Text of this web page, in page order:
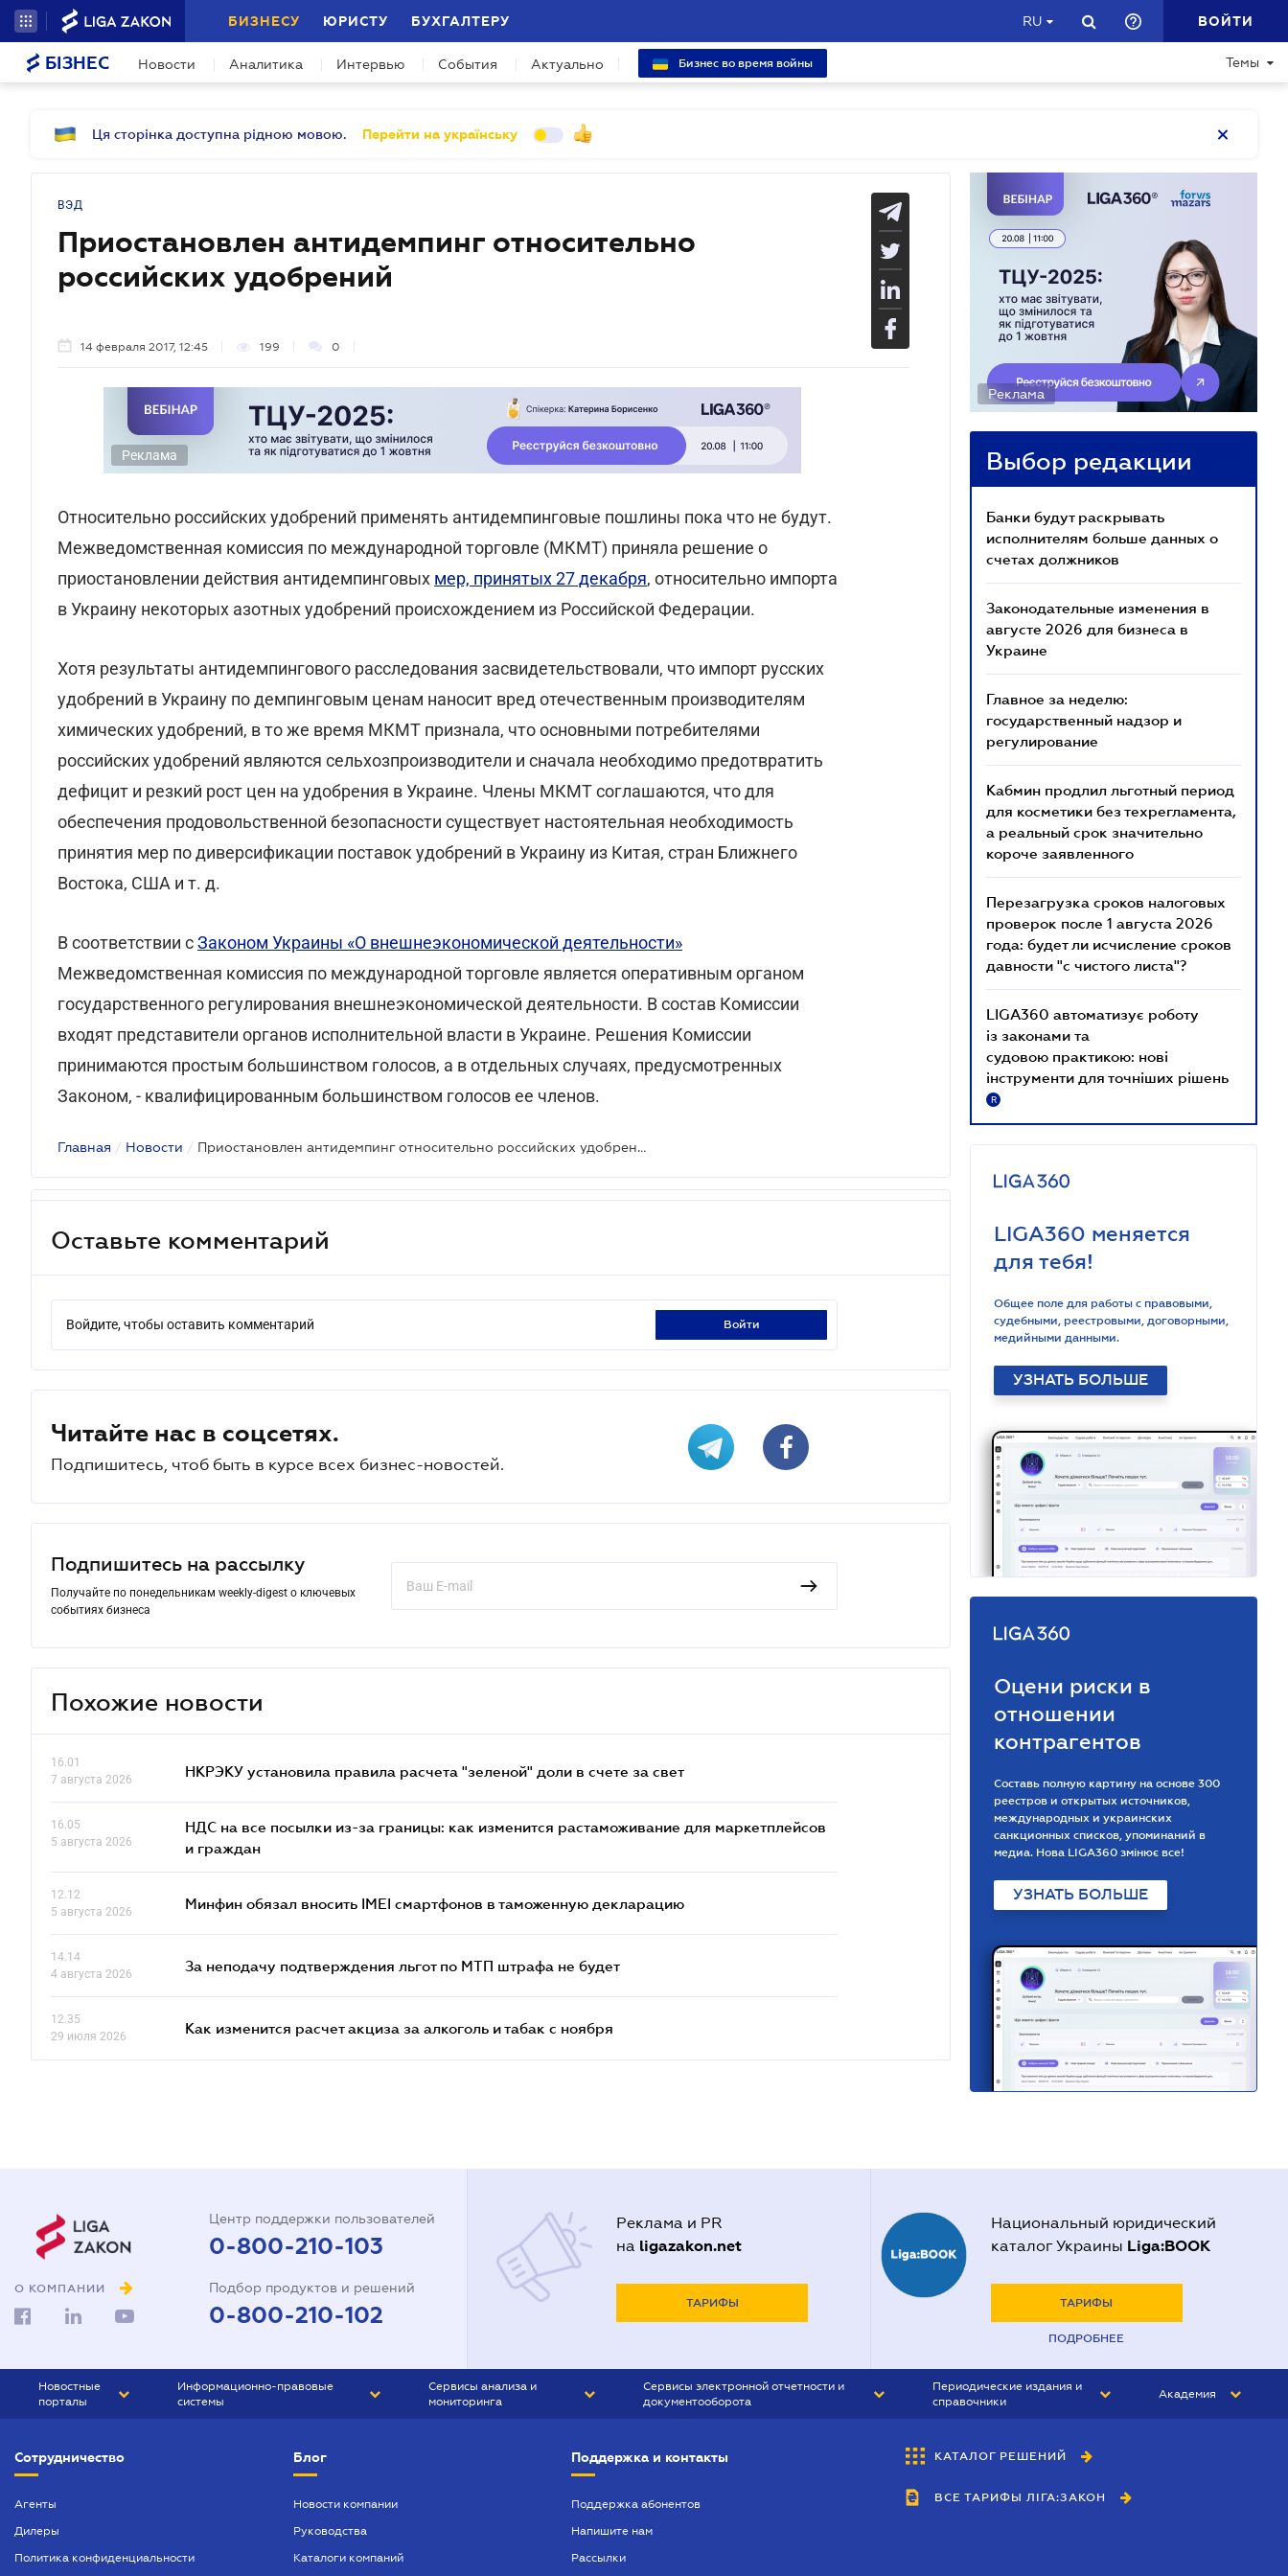
БИЗНЕСУ ЮРИСТУ БУХГАЛТЕРУ RU ВОЙТИ
БІЗНЕС Новости Аналитика Интервью События Актуально Бизнес во время войны Темы
Ця сторінка доступна рідною мовою. Перейти на українську
ВЭД
Приостановлен антидемпинг относительно
российских удобрений
14 февраля 2017, 12:45 199 0
Реклама
Относительно российских удобрений применять антидемпинговые пошлины пока что не будут.
Межведомственная комиссия по международной торговле (МКМТ) приняла решение о
приостановлении действия антидемпинговых мер, принятых 27 декабря, относительно импорта
в Украину некоторых азотных удобрений происхождением из Российской Федерации.
Хотя результаты антидемпингового расследования засвидетельствовали, что импорт русских
удобрений в Украину по демпинговым ценам наносит вред отечественным производителям
химических удобрений, в то же время МКМТ признала, что основными потребителями
российских удобрений являются сельхозпроизводители и сначала необходимо предотвратить
дефицит и резкий рост цен на удобрения в Украине. Члены МКМТ соглашаются, что для
обеспечения продовольственной безопасности существует настоятельная необходимость
принятия мер по диверсификации поставок удобрений в Украину из Китая, стран Ближнего
Востока, США и т. д.
В соответствии сЗаконом Украины «О внешнеэкономической деятельности»
Межведомственная комиссия по международной торговле является оперативным органом
государственного регулирования внешнеэкономической деятельности. В состав Комиссии
входят представители органов исполнительной власти в Украине. Решения Комиссии
принимаются простым большинством голосов, а в отдельных случаях, предусмотренных
Законом, - квалифицированным большинством голосов ее членов.
Главная / Новости / Приостановлен антидемпинг относительно российских удобрений
Оставьте комментарий
Войдите, чтобы оставить комментарий войти
Читайте нас в соцсетях.
Подпишитесь, чтоб быть в курсе всех бизнес-новостей.
Подпишитесь на рассылку
Получайте по понедельникам weekly-digest о ключевых
событиях бизнеса
Похожие новости
16.01
7 августа 2026
НКРЭКУ установила правила расчета "зеленой" доли в счете за свет
16.05
5 августа 2026
НДС на все посылки из-за границы: как изменится растаможивание для маркетплейсов
и граждан
12.12
5 августа 2026
Минфин обязал вносить IMEI смартфонов в таможенную декларацию
14.14
4 августа 2026
За неподачу подтверждения льгот по МТП штрафа не будет
12.35
29 июля 2026
Как изменится расчет акциза за алкоголь и табак с ноября
Реклама
Выбор редакции
Банки будут раскрывать
исполнителям больше данных о
счетах должников
Законодательные изменения в
августе 2026 для бизнеса в
Украине
Главное за неделю:
государственный надзор и
регулирование
Кабмин продлил льготный период
для косметики без техрегламента,
а реальный срок значительно
короче заявленного
Перезагрузка сроков налоговых
проверок после 1 августа 2026
года: будет ли исчисление сроков
давности "с чистого листа"?
LIGA360 автоматизує роботу
із законами та
судовою практикою: нові
інструменти для точніших рішень
R
LIGA360 меняется
для тебя!
Общее поле для работы с правовыми,
судебными, реестровыми, договорными,
медийными данными.
УЗНАТЬ БОЛЬШЕ
Оцени риски в
отношении
контрагентов
Составь полную картину на основе 300
реестров и открытых источников,
международных и украинских
санкционных списков, упоминаний в
медиа. Нова LIGA360 змінює все!
УЗНАТЬ БОЛЬШЕ
О КОМПАНИИ
Центр поддержки пользователей
0-800-210-103
Подбор продуктов и решений
0-800-210-102
Реклама и PR
на ligazakon.net
ТАРИФЫ
Национальный юридический
каталог Украины Liga:BOOK
ТАРИФЫ
ПОДРОБНЕЕ
Новостные
порталы
БИЗНЕС
Информационно-правовые
системы
БУХГАЛТЕР ПРОФ
ЮРИСТ ПРОФ
Сервисы анализа и
мониторинга
Сервисы электронной отчетности и
документооборота
Периодические издания и
справочники
БУХГАЛТЕР&ЗАКОН
ВЕСТНИК МСФО
Академия
Сотрудничество
Агенты
Дилеры
Политика конфиденциальности
Блог
Новости компании
Руководства
Каталоги компаний
Поддержка и контакты
Поддержка абонентов
Напишите нам
Рассылки
КАТАЛОГ РЕШЕНИЙ
ВСЕ ТАРИФЫ ЛІГА:ЗАКОН